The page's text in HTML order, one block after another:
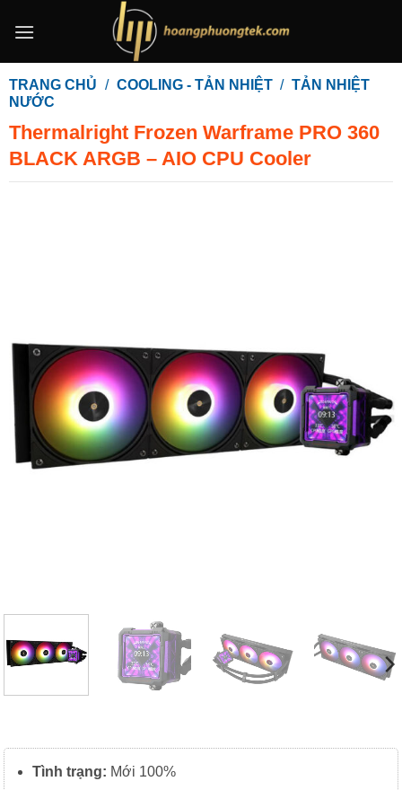
qua
dung
TRANG CHỦ / COOLING - TẢN NHIỆT / TẢN NHIỆT
NƯỚC
Thermalright Frozen Warframe PRO 360
BLACK ARGB – AIO CPU Cooler
Tình trạng: Mới 100%